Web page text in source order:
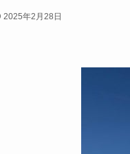
2025年2月28日